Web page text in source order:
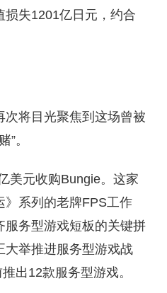
损失1201亿日元，约合
将目光聚焦到这场曾被
”。
美元收购Bungie。这家
》系列的老牌FPS工作
服务型游戏短板的关键拼
大举推进服务型游戏战
出12款服务型游戏。